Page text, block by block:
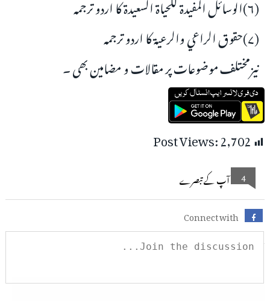
(۶)الوسائل المفيدة للحياة السعيدة کا اردو ترجمہ
(۷)حقوق الراعي والرعية کا اردو ترجمہ
نیزمختلف موضوعات پر مقالات و مضامین بھی ۔
Post Views:2,702
4 آپ کے تبصرے
Connect with